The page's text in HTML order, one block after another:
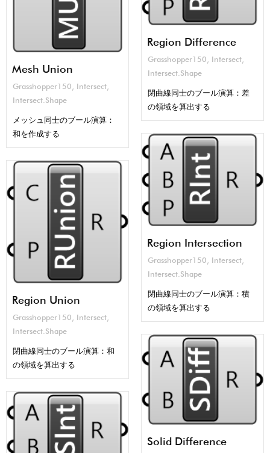
Mesh Union
Grasshopper150 , Intersect,
Intersect.Shape
メッシュ同士のブール演算：
和を作成する
Region Difference
Grasshopper150 , Intersect,
Intersect.Shape
閉曲線同士のブール演算：差
の領域を算出する
Region Intersection
Grasshopper150 , Intersect,
Intersect.Shape
閉曲線同士のブール演算：積
の領域を算出する
Region Union
Grasshopper150 Intersect
Intersect.Shape
閉曲線同士のブール演算：和
の領域を算出する
Solid Difference